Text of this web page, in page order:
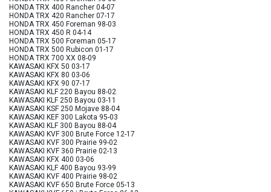
HONDA TRX 400 Rancher 04-07
HONDA TRX 420 Rancher 07-17
HONDA TRX 450 Foreman 98-03
HONDA TRX 450 R 04-14
HONDA TRX 500 Foreman 05-17
HONDA TRX 500 Rubicon 01-17
HONDA TRX 700 XX 08-09
KAWASAKI KFX 50 03-17
KAWASAKI KFX 80 03-06
KAWASAKI KFX 90 07-17
KAWASAKI KLF 220 Bayou 88-02
KAWASAKI KLF 250 Bayou 03-11
KAWASAKI KSF 250 Mojave 88-04
KAWASAKI KEF 300 Lakota 95-03
KAWASAKI KLF 300 Bayou 88-04
KAWASAKI KVF 300 Brute Force 12-17
KAWASAKI KVF 300 Prairie 99-02
KAWASAKI KVF 360 Prairie 02-13
KAWASAKI KFX 400 03-06
KAWASAKI KLF 400 Bayou 93-99
KAWASAKI KVF 400 Prairie 98-02
KAWASAKI KVF 650 Brute Force 05-13